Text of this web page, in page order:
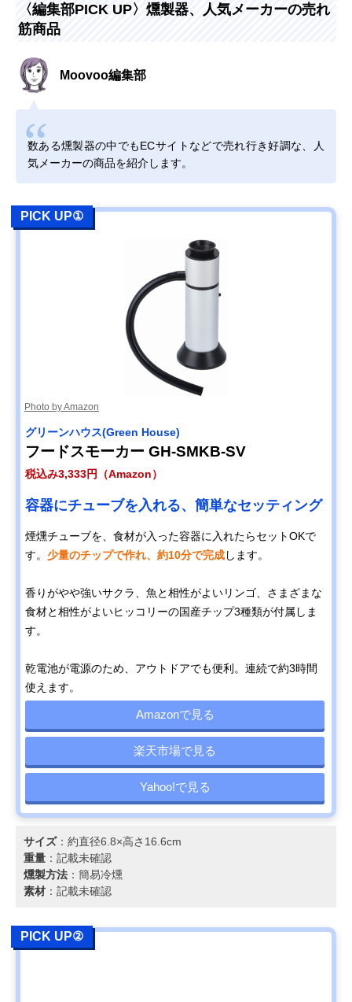
〈編集部PICK UP〉燻製器、人気メーカーの売れ
筋商品
Moovoo編集部
数ある燻製器の中でもECサイトなどで売れ行き好調な、人
気メーカーの商品を紹介します。
PICK UP①
Photo by Amazon
グリーンハウス(Green House)
フードスモーカー GH-SMKB-SV
税込み3,333円（Amazon）
容器にチューブを入れる、簡単なセッティング
煙燻チューブを、食材が入った容器に入れたらセットOKで
す。 少量のチップで作れ、約10分で完成します。
香りがやや強いサクラ、魚と相性がよいリンゴ、さまざまな
食材と相性がよいヒッコリーの国産チップ3種類が付属しま
す。
乾電池が電源のため、アウトドアでも便利。連続で約3時間
使えます。
Amazonで見る
楽天市場で見る
Yahoo!で見る
サイズ：約直径6.8×高さ16.6cm
重量 ：記載未確認
燻製方法 ：簡易冷燻
素材 ：記載未確認
PICK UP②